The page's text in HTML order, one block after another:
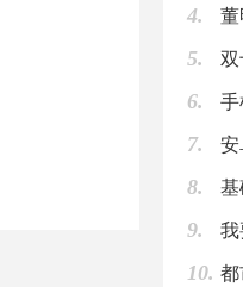
4.
5.
6.
7.
8.
9.
10.